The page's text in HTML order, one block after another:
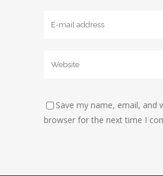
Save my name, email, and
browser for the next time I